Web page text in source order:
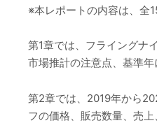
※本レポートの内容は、全
第1章では、フライングナ
市場推計の注意点、基準年
第2章では、2019年から
フの価格、販売数量、売